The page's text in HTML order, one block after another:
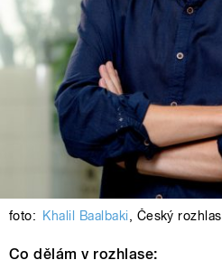
foto: Khalil Baalbaki, Český rozhlas
Co dělám v rozhlase: